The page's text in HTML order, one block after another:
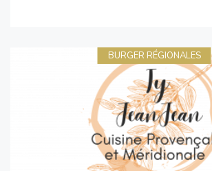
BURGER RÉGIONALES